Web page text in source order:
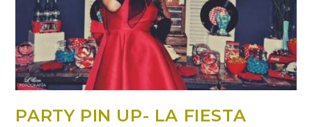
PARTY PIN UP- LA FIESTA